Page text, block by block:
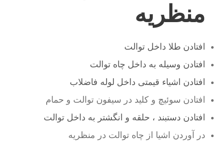
منظریه
افتادن طلا داخل توالت
افتادن وسیله به داخل چاه توالت
افتادن اشیاء قیمتی داخل لوله فاضلاب
افتادن سوئیچ و کلید در سیفون توالت و حمام
افتادن دستبند ، حلقه و انگشتر به داخل توالت
در آوردن اشیا از چاه توالت در منظریه